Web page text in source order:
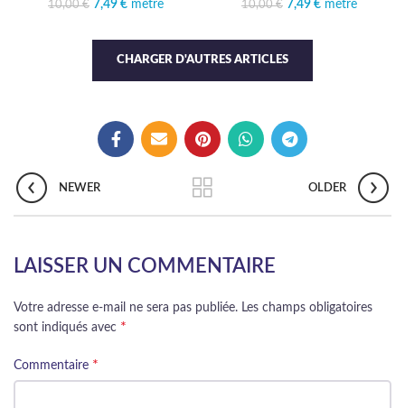
10,00€ Le prix initial était :
7,49 €
Le prix
mètre 10,00€ Le prix initial était :
7,49 €
Le prix
mètre
CHARGER D'AUTRES ARTICLES
NEWER OLDER
LAISSER UN COMMENTAIRE
Votre adresse e-mail ne sera pas publiée. Les champs obligatoires
sont indiqués avec *
Commentaire *